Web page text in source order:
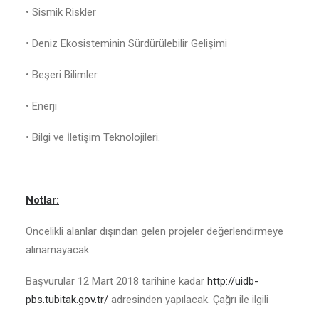
• Sismik Riskler
• Deniz Ekosisteminin Sürdürülebilir Gelişimi
• Beşeri Bilimler
• Enerji
• Bilgi ve İletişim Teknolojileri.
Notlar:
Öncelikli alanlar dışından gelen projeler değerlendirmeye
alınamayacak.
Başvurular 12 Mart 2018 tarihine kadar http://uidb-
pbs.tubitak.gov.tr/ adresinden yapılacak. Çağrı ile ilgili